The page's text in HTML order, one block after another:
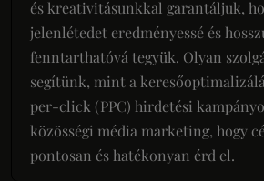
és kreativitásunkkal garantáljuk,
jelenlétedet eredményessé és
fenntarthatóvá tegyük. Olyan
segítünk, mint a
per-click (PPC) hirdetési
közösségi média marketing, hogy
pontosan és hatékonyan érd el.